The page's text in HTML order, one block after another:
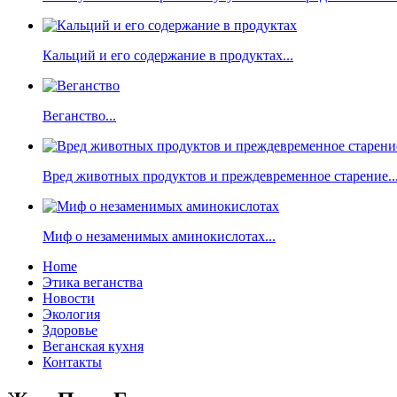
Кальций и его содержание в продуктах...
Веганство...
Вред животных продуктов и преждевременное
Миф о незаменимых аминокислотах...
Home
Этика веганства
Новости
Экология
Здоровье
Веганская кухня
Контакты